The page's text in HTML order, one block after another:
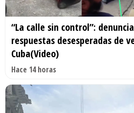
“La calle sin control”:
respuestas desesperadas de
Cuba(Video)
Hace 14 horas